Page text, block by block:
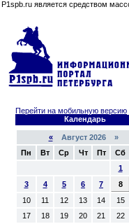
P1spb.ru является средством
Перейти на мобильную версию
Календарь
«Август 2026 »
Пн
Вт Ср Чт Пт Сб
1
3
4 5 6 7 8
10
11 12 13 14 15
17
18 19 20 21 22